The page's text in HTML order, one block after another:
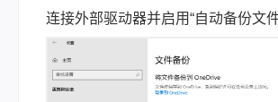
连接外部驱动器并启用“自动备份文件